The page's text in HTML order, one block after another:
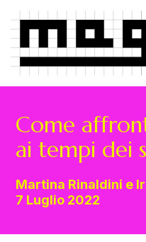
Come
ai tempi dei
Martina Rinaldini e
7 Luglio 2022